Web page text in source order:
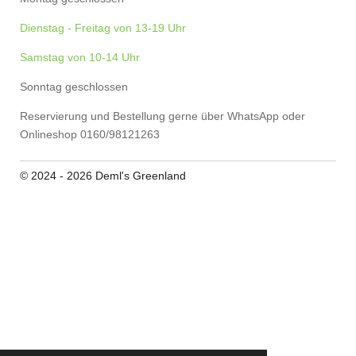
Dienstag - Freitag von 13-19 Uhr
Samstag von 10-14 Uhr
Sonntag geschlossen
Reservierung und Bestellung gerne über WhatsApp oder
Onlineshop 0160/98121263
© 2024 - 2026 Deml's Greenland